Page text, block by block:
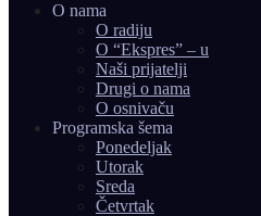
O nama
O radiju
O “Ekspres” – u
Naši prijatelji
Drugi o nama
O osnivaču
Programska šema
Ponedeljak
Utorak
Sreda
Četvrtak